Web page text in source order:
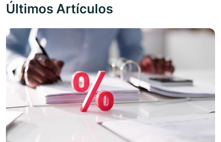
Últimos Artículos